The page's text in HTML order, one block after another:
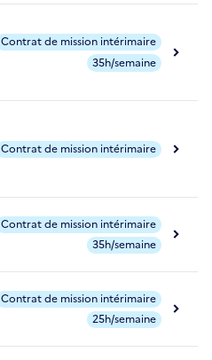
Contrat de mission intérimaire
35h/semaine
Contrat de mission intérimaire
Contrat de mission intérimaire
35h/semaine
Contrat de mission intérimaire
25h/semaine